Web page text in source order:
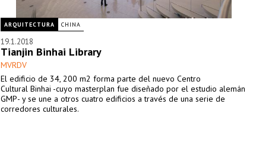
ARQUITECTURA CHINA
19.1.2018
Tianjin Binhai Library
MVRDV
El edificio de 34, 200 m2 forma parte del nuevo Centro
Cultural Binhai -cuyo masterplan fue diseñado por el estudio alemán
GMP- y se une a otros cuatro edificios a través de una serie de
corredores culturales.